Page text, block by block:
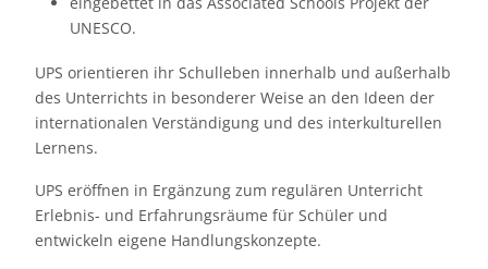
UNESCO.
UPS orientieren ihr Schulleben innerhalb und außerhalb
des Unterrichts in besonderer Weise an den Ideen der
internationalen Verständigung und des interkulturellen
Lernens.
UPS eröffnen in Ergänzung zum regulären Unterricht
Erlebnis- und Erfahrungsräume für Schüler und
entwickeln eigene Handlungskonzepte.